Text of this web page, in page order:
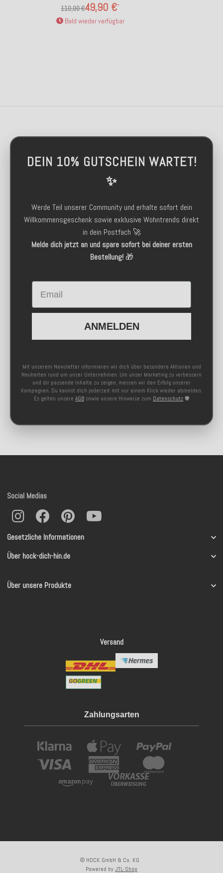
49,90 €*
110,00 €
Bald wieder verfügbar
DEIN 10% GUTSCHEIN WARTET!
✨
Werde Teil unserer Community und erhalte sofort dein
Willkommensgeschenk sowie exklusive Wohntrends direkt
in dein Postfach 🚀
Melde dich jetzt an und spare sofort bei deiner ersten
Bestellung!🎁
Email
ANMELDEN
Mit unserem Newsletter informieren wir dich über besondere Aktionen und
Neuheiten rund um unser Unternehmen. Um unser Marketing zu verbessern
und dir passende Inhalte zu zeigen, messen wir den Erfolg unserer
Kampagnen. Du kannst dich jederzeit mit nur einem Klick wieder abmelden.
Es gelten unsere AGB sowie unsere Hinweise zum Datenschutz 🛡️
Gesetzliche Informationen
Über hock-dich-hin.de
Über unsere Produkte
Social Medias
Versand
Zahlungsarten
© HOCK GmbH & Co. KG
Powered byJTL-Shop